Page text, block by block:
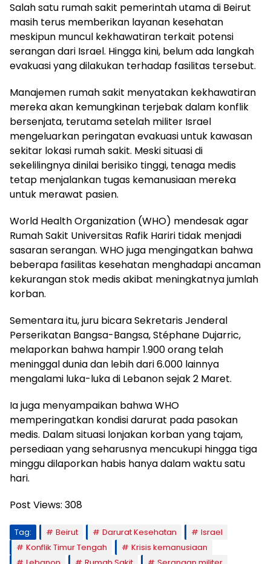
Salah satu rumah sakit pemerintah utama di Beirut
masih terus memberikan layanan kesehatan
meskipun muncul kekhawatiran terkait potensi
serangan dari Israel. Hingga kini, belum ada langkah
evakuasi yang dilakukan terhadap fasilitas tersebut.
Manajemen rumah sakit menyatakan kekhawatiran
mereka akan kemungkinan terjebak dalam konflik
bersenjata, terutama setelah militer Israel
mengeluarkan peringatan evakuasi untuk kawasan
sekitar lokasi rumah sakit. Meski situasi di
sekelilingnya dinilai berisiko tinggi, tenaga medis
tetap menjalankan tugas kemanusiaan mereka
untuk merawat pasien.
World Health Organization (WHO) mendesak agar
Rumah Sakit Universitas Rafik Hariri tidak menjadi
sasaran serangan. WHO juga mengingatkan bahwa
beberapa fasilitas kesehatan menghadapi ancaman
kekurangan stok medis akibat meningkatnya jumlah
korban.
Sementara itu, juru bicara Sekretaris Jenderal
Perserikatan Bangsa-Bangsa, Stéphane Dujarric,
melaporkan bahwa hampir 1.900 orang telah
meninggal dunia dan lebih dari 6.000 lainnya
mengalami luka-luka di Lebanon sejak 2 Maret.
Ia juga menyampaikan bahwa WHO
memperingatkan kondisi darurat pada pasokan
medis. Dalam situasi lonjakan korban yang tajam,
persediaan yang seharusnya mencukupi hingga tiga
minggu dilaporkan habis hanya dalam waktu satu
hari.
Post Views: 308
Tag: Beirut Darurat Kesehatan
Israel
Konflik Timur Tengah
Krisis kemanusiaan